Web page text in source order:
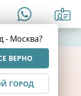
- Москва?
ВЕРНО
ГОРОД